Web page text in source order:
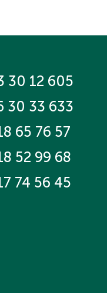
30 12 605
30 33 633
65 76 57
52 99 68
74 56 45